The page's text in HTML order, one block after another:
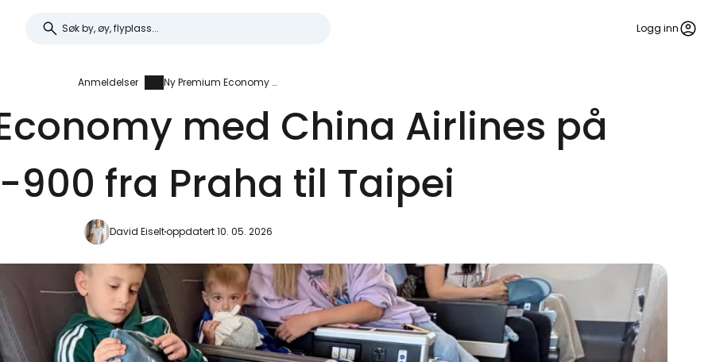
Logg inn
Anmeldelser Ny Premium Economy med China Airlines på A350-900 fra Praha til Taipei
med China Airlines på
900 fra Praha til Taipei
David Eiseltoppdatert 10. 05. 2026